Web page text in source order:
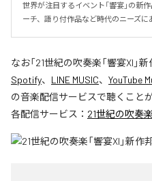
世界が注目するイベント「響宴」の新
ーチ、語り付作品など時代のニーズに
なお「21世紀の吹奏楽「響宴XI」
Spotify、 LINE MUSIC、 YouTube
の音楽配信サービスで聴くこと
各配信サービス： 21世紀の吹奏